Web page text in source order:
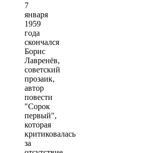
7
января
1959
года
скончался
Борис
Лавренёв,
советский
прозаик,
автор
повести
"Сорок
первый",
которая
критиковалась
за